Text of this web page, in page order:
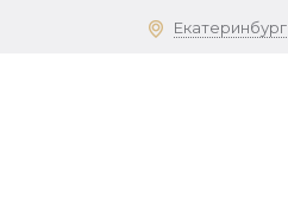
Екатеринбург